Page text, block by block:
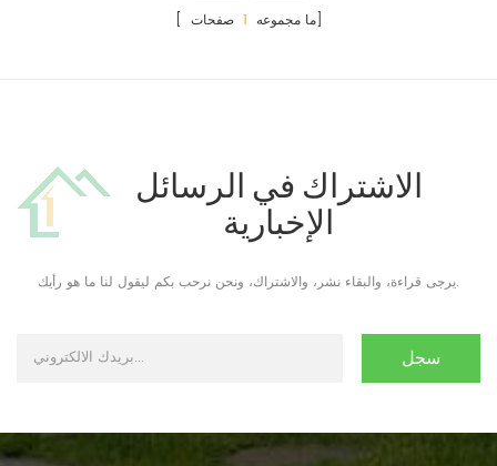
[ ما مجموعه 1 صفحات]
الاشتراك في الرسائل
الإخبارية
يرجى قراءة، والبقاء نشر، والاشتراك، ونحن نرحب بكم ليقول لنا ما هو رأيك.